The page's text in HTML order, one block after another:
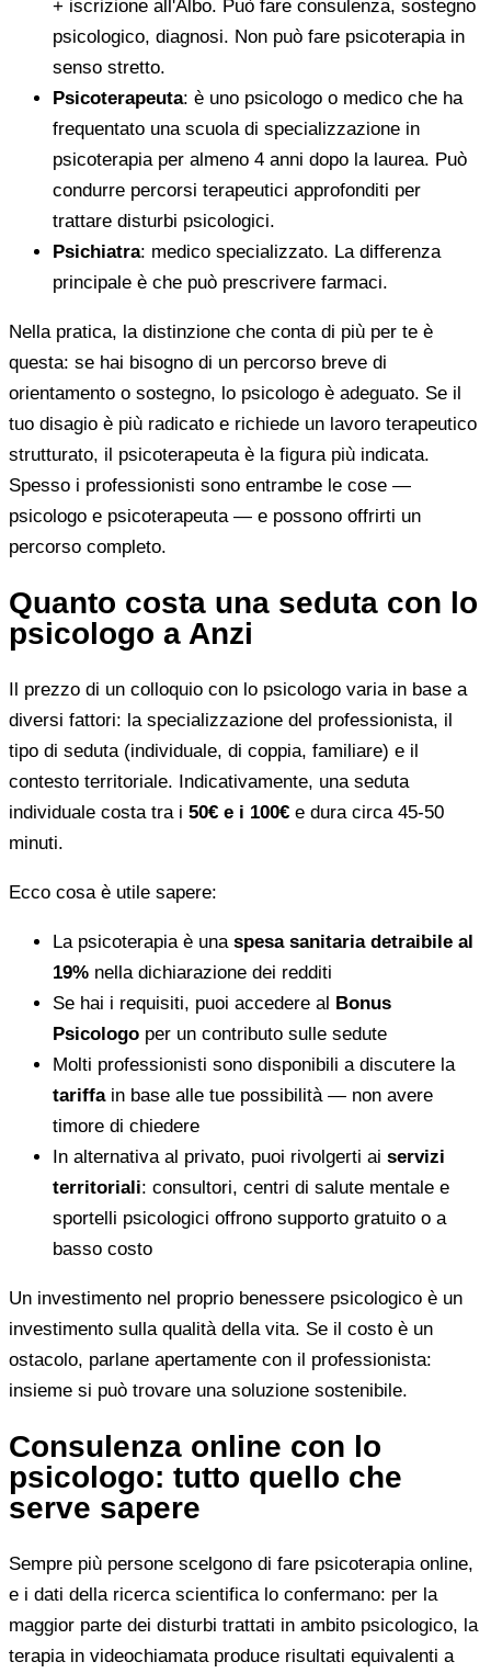
+ iscrizione all'Albo. Può fare consulenza, sostegno
psicologico, diagnosi. Non può fare psicoterapia in
senso stretto.
Psicoterapeuta: è uno psicologo o medico che ha
frequentato una scuola di specializzazione in
psicoterapia per almeno 4 anni dopo la laurea. Può
condurre percorsi terapeutici approfonditi per
trattare disturbi psicologici.
Psichiatra: medico specializzato. La differenza
principale è che può prescrivere farmaci.
Nella pratica, la distinzione che conta di più per te è
questa: se hai bisogno di un percorso breve di
orientamento o sostegno, lo psicologo è adeguato. Se il
tuo disagio è più radicato e richiede un lavoro terapeutico
strutturato, il psicoterapeuta è la figura più indicata.
Spesso i professionisti sono entrambe le cose —
psicologo e psicoterapeuta — e possono offrirti un
percorso completo.
Quanto costa una seduta con lo
psicologo a Anzi
Il prezzo di un colloquio con lo psicologo varia in base a
diversi fattori: la specializzazione del professionista, il
tipo di seduta (individuale, di coppia, familiare) e il
contesto territoriale. Indicativamente, una seduta
individuale costa tra i 50€ e i 100€ e dura circa 45-50
minuti.
Ecco cosa è utile sapere:
La psicoterapia è una spesa sanitaria detraibile al
19% nella dichiarazione dei redditi
Se hai i requisiti, puoi accedere al Bonus
Psicologo per un contributo sulle sedute
Molti professionisti sono disponibili a discutere la
tariffain base alle tue possibilità — non avere
timore di chiedere
In alternativa al privato, puoi rivolgerti ai servizi
territoriali: consultori, centri di salute mentale e
sportelli psicologici offrono supporto gratuito o a
basso costo
Un investimento nel proprio benessere psicologico è un
investimento sulla qualità della vita. Se il costo è un
ostacolo, parlane apertamente con il professionista:
insieme si può trovare una soluzione sostenibile.
Consulenza online con lo
psicologo: tutto quello che
serve sapere
Sempre più persone scelgono di fare psicoterapia online,
e i dati della ricerca scientifica lo confermano: per la
maggior parte dei disturbi trattati in ambito psicologico, la
terapia in videochiamata produce risultati equivalenti a